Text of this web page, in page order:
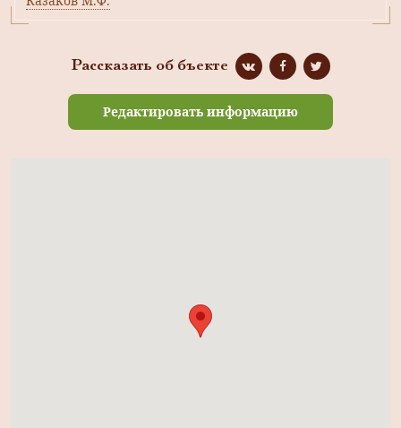
Рассказать об бъекте
Редактировать информацию